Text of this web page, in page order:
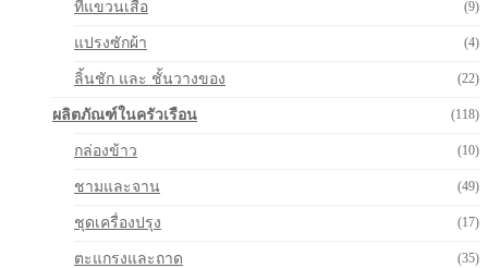
ที่แขวนเสื้อ (9)
แปรงซักผ้า (4)
ลิ้นชัก และ ชั้นวางของ (22)
ผลิตภัณฑ์ในครัวเรือน (118)
กล่องข้าว (10)
ชามและจาน (49)
ชุดเครื่องปรุง (17)
ตะแกรงและถาด (35)